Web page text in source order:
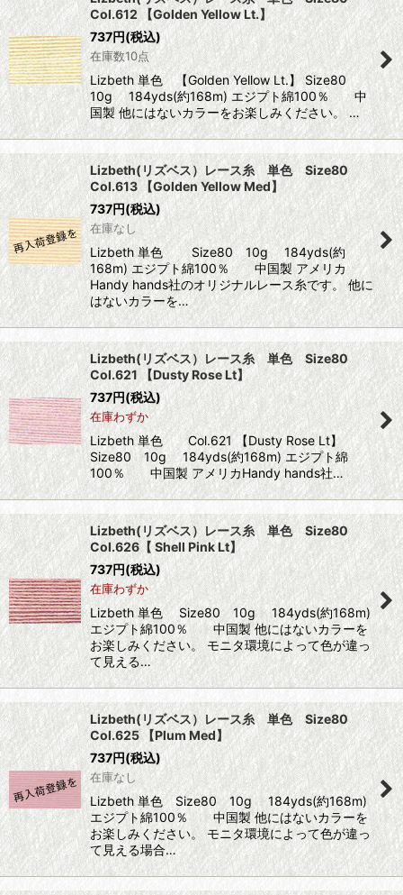
Col.612 【Golden Yellow Lt.】
737円(税込)
在庫数10点
Lizbeth 単色 【Golden Yellow Lt.】 Size80
10g 184yds(約168m) エジプト綿100％ 中
国製 他にはないカラーをお楽しみください。 …
Lizbeth(リズベス）レース糸 単色 Size80
Col.613 【Golden Yellow Med】
737円(税込)
在庫なし
Lizbeth 単色 Size80 10g 184yds(約
168m) エジプト綿100％ 中国製 アメリカ
Handy hands社のオリジナルレース糸です。 他に
はないカラーを…
Lizbeth(リズベス）レース糸 単色 Size80
Col.621 【Dusty Rose Lt】
737円(税込)
在庫わずか
Lizbeth 単色 Col.621 【Dusty Rose Lt】
Size80 10g 184yds(約168m) エジプト綿
100％ 中国製 アメリカHandy hands社…
Lizbeth(リズベス）レース糸 単色 Size80
Col.626【 Shell Pink Lt】
737円(税込)
在庫わずか
Lizbeth 単色 Size80 10g 184yds(約168m)
エジプト綿100％ 中国製 他にはないカラーを
お楽しみください。 モニタ環境によって色が違っ
て見える…
Lizbeth(リズベス）レース糸 単色 Size80
Col.625 【Plum Med】
737円(税込)
在庫なし
Lizbeth 単色 Size80 10g 184yds(約168m)
エジプト綿100％ 中国製 他にはないカラーを
お楽しみください。 モニタ環境によって色が違っ
て見える場合…